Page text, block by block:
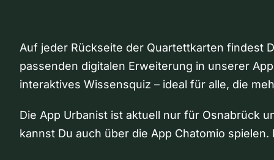
Auf jeder Rückseite der Quartettkarten findest
passenden digitalen Erweiterung in unserer
interaktives Wissensquiz – ideal für alle, die
Die App Urbanist ist aktuell nur für Osnabrück
kannst Du auch über die App Chatomio